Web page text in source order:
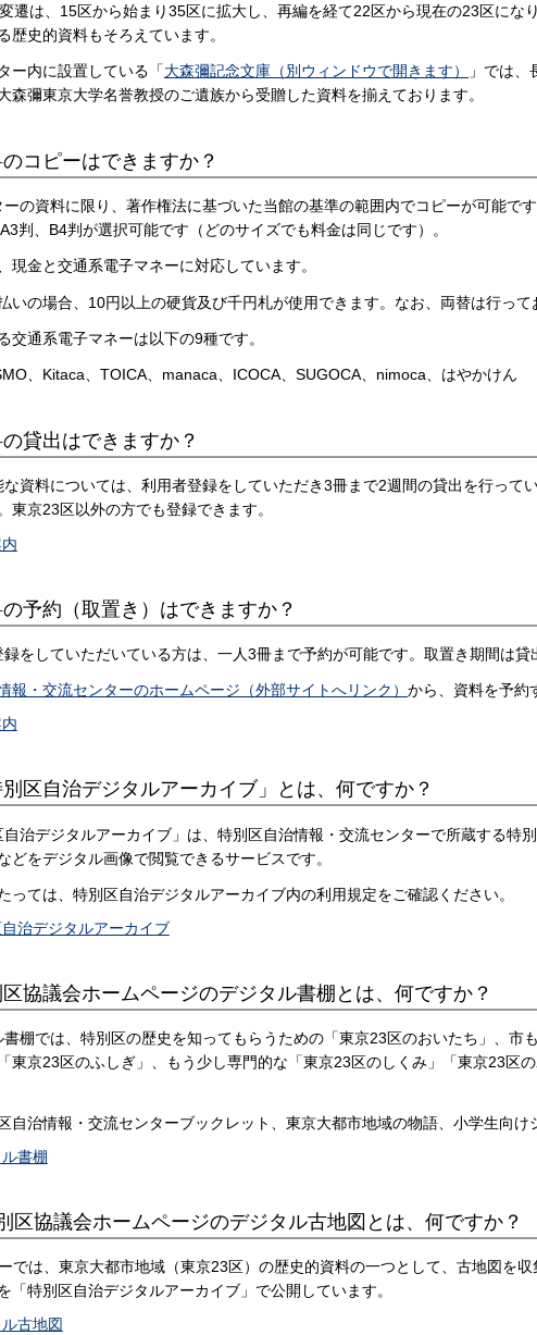
遷は、15区から始まり35区に拡大し、再編を経て22区から現在の23区にな
歴史的資料もそろえています。
ー内に設置している「大森彌記念文庫（別ウィンドウで開きます）
」では
森彌東京大学名誉教授のご遺族から受贈した資料を揃えております。
コピーはできますか？
の資料に限り、著作権法に基づいた当館の基準の範囲内でコピーが可能で
判、B4判が選択可能です（どのサイズでも料金は同じです）。
現金と交通系電子マネーに対応しています。
いの場合、10円以上の硬貨及び千円札が使用できます。なお、両替は行って
交通系電子マネーは以下の9種です。
、Kitaca、TOICA、manaca、ICOCA、SUGOCA、nimoca、はやかけん
貸出はできますか？
資料については、利用者登録をしていただき3冊まで2週間の貸出を行って
東京23区以外の方でも登録できます。
予約（取置き）はできますか？
をしていただいている方は、一人3冊まで予約が可能です。取置き期間は貸
報・交流センターのホームページ（外部サイトへリンク） から、資料を予約
区自治デジタルアーカイブ」とは、何ですか？
治デジタルアーカイブ」は、特別区自治情報・交流センターで所蔵する特
どをデジタル画像で閲覧できるサービスです。
っては、特別区自治デジタルアーカイブ内の利用規定をご確認ください。
治デジタルアーカイブ
協議会ホームページのデジタル書棚とは、何ですか？
棚では、特別区の歴史を知ってもらうための「東京23区のおいたち」、市
東京23区のふしぎ」、もう少し専門的な「東京23区のしくみ」「東京23区
自治情報・交流センターブックレット、東京大都市地域の物語、小学生向け
書棚
区協議会ホームページのデジタル古地図とは、何ですか？
では、東京大都市地域（東京23区）の歴史的資料の一つとして、古地図を
「特別区自治デジタルアーカイブ」で公開しています。
古地図